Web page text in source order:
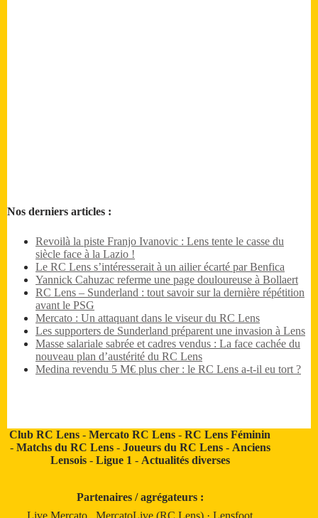
Nos derniers articles :
Revoilà la piste Franjo Ivanovic : Lens tente le casse du
siècle face à la Lazio !
Le RC Lens s’intéresserait à un ailier écarté par Benfica
Yannick Cahuzac referme une page douloureuse à Bollaert
RC Lens – Sunderland : tout savoir sur la dernière répétition
avant le PSG
Mercato : Un attaquant dans le viseur du RC Lens
Les supporters de Sunderland préparent une invasion à Lens
Masse salariale sabrée et cadres vendus : La face cachée du
nouveau plan d’austérité du RC Lens
Medina revendu 5 M€ plus cher : le RC Lens a-t-il eu tort ?
Club RC Lens -Mercato RC Lens -RC Lens Féminin
- Matchs du RC Lens- Joueurs du RC Lens- Anciens
Lensois- Ligue 1 - Actualités diverses
Partenaires / agrégateurs :
Live Mercato
.MercatoLive (RC Lens) ·Lensfoot